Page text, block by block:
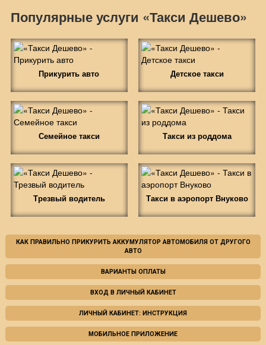
Популярные услуги «Такси Дешево»
Прикурить авто Детское такси
Семейное такси Такси из роддома
Трезвый водитель Такси в аэропорт Внуково
КАК ПРАВИЛЬНО ПРИКУРИТЬ АККУМУЛЯТОР АВТОМОБИЛЯ ОТ ДРУГОГО
АВТО
ВАРИАНТЫ ОПЛАТЫ
ВХОД В ЛИЧНЫЙ КАБИНЕТ
ЛИЧНЫЙ КАБИНЕТ: ИНСТРУКЦИЯ
МОБИЛЬНОЕ ПРИЛОЖЕНИЕ